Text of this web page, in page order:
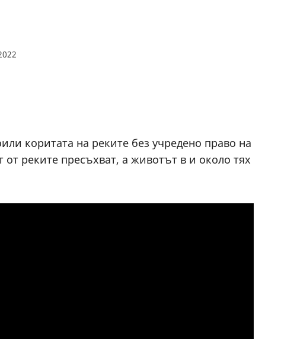
коритата на реките без учредено право на
реките пресъхват, а животът в и около тях